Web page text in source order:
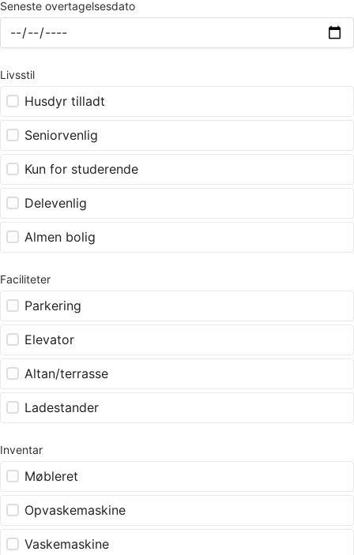
Seneste overtagelsesdato
Livsstil
Husdyr tilladt
Seniorvenlig
Kun for studerende
Delevenlig
Almen bolig
Faciliteter
Parkering
Elevator
Altan/terrasse
Ladestander
Inventar
Møbleret
Opvaskemaskine
Vaskemaskine